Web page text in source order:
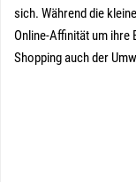
sich. Während die
Online-Affinität um ihre
Shopping auch der